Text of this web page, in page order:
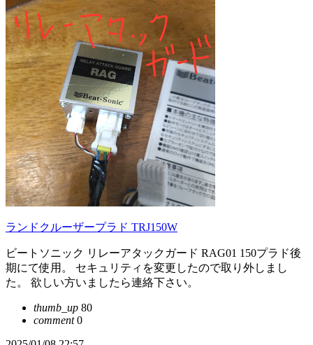
ランドクルーザープラド TRJ150W
ビートソニック リレーアタックガード RAG01 150プラド後
期にて使用。 セキュリティを変更したので取り外しまし
た。 欲しい方いましたら連絡下さい。
thumb_up 80
comment0